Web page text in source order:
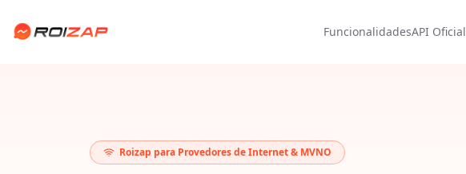
FuncionalidadesAPI Oficial
Roizap para Provedores de Internet & MVNO